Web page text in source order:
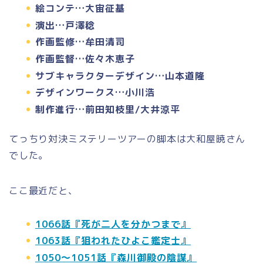
絵コンテ…大宙征基
演出…戸澤稔
作画監修…牟田清司
作画監督…佐々木恵子
サブキャラクターデザイン…山本道隆
デザインワークス…小川浩
制作進行…前田知枝里/大井涼平
てっちり対決ミステリーツアーの脚本は大和屋暁さん
でした。
ここ最近だと、
1066話『死が二人を分かつまで』
1063話『狙われたひよこ鑑定士』
1050～1051話『森川御殿の陰謀』